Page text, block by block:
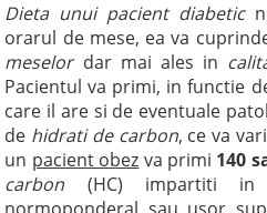
Dieta unui pacient diabetic
orarul de mese, ea va
meselordar mai ales in
Pacientul va primi, in functie
care il are si de eventuale
de hidrati de carbon, ce va
un pacient obez va primi 140
carbon (HC) impartiti